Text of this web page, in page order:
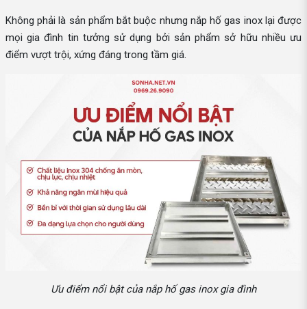
Không phải là sản phẩm bắt buộc nhưng nắp hố gas inox lại được
mọi gia đình tin tưởng sử dụng bởi sản phẩm sở hữu nhiều ưu
điểm vượt trội, xứng đáng trong tầm giá.
Ưu điểm nổi bật của nắp hố gas inox gia đình